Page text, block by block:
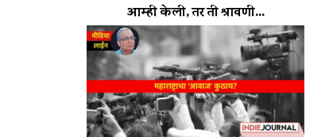
आम्ही केली, तर ती श्रावणी...